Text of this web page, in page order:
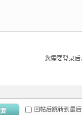
您需要登录
回帖后跳转到最